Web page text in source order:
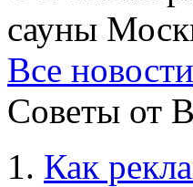
сауны
Все новости
Советы от
Как